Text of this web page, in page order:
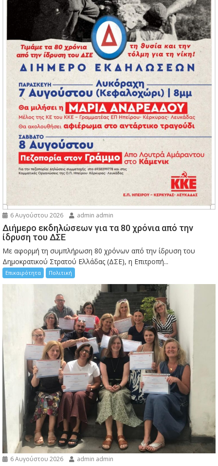
6 Αυγούστου 2026 admin admin
Διήμερο εκδηλώσεων για τα 80 χρόνια από την
ίδρυση του ΔΣΕ
Με αφορμή τη συμπλήρωση 80 χρόνων από την ίδρυση του
Δημοκρατικού Στρατού Ελλάδας (ΔΣΕ), η Επιτροπή...
Επικαιρότητα Πολιτική
6 Αυγούστου 2026 admin admin